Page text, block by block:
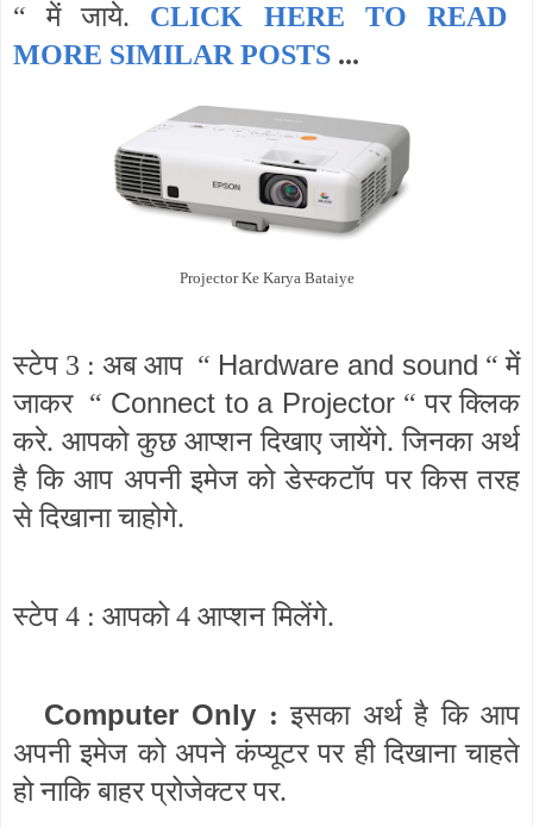
“ में जाये. CLICK HERE TO READ
MORE SIMILAR POSTS ...
Projector Ke Karya Bataiye
स्टेप 3 : अब आप “ Hardware and sound “ में
जाकर “ Connect to a Projector “ पर क्लिक
करे. आपको कुछ आप्शन दिखाए जायेंगे. जिनका अर्थ
है कि आप अपनी इमेज को डेस्कटॉप पर किस तरह
से दिखाना चाहोगे.
स्टेप 4 : आपको 4 आप्शन मिलेंगे.
Computer Only :इसका अर्थ है कि आप
अपनी इमेज को अपने कंप्यूटर पर ही दिखाना चाहते
हो नाकि बाहर प्रोजेक्टर पर.